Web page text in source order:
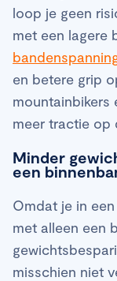
loop je geen
met een lagere
en betere grip
mountainbikers
meer tractie op
Minder
een
Omdat je in
met alleen een
misschien niet